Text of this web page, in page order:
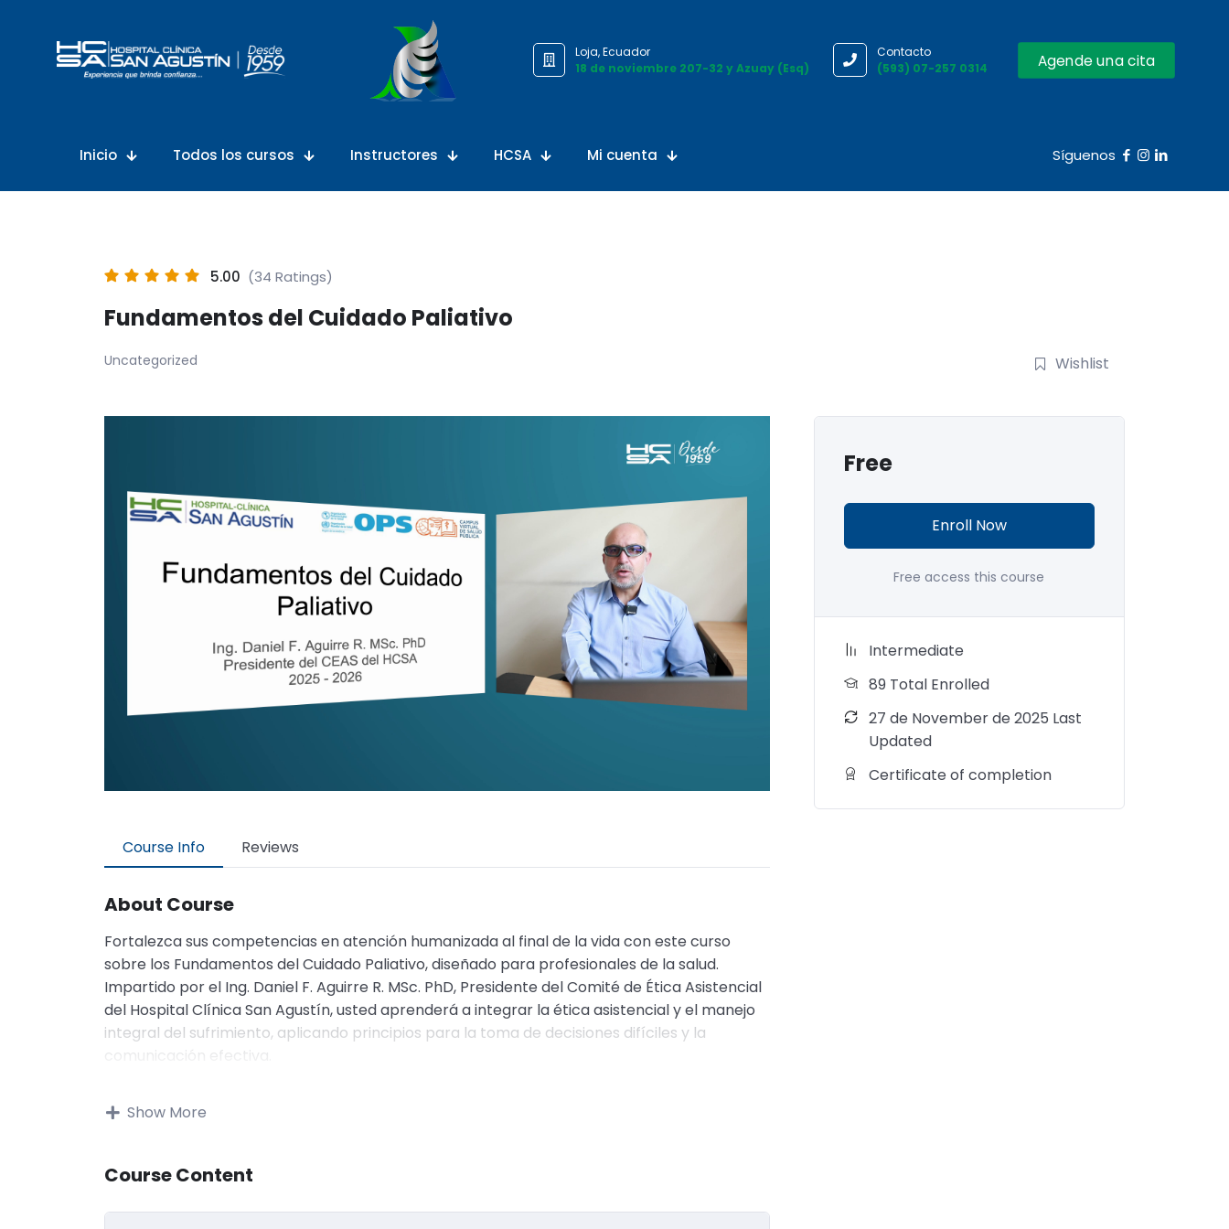
Loja, Ecuador
18 de noviembre 207-32 y Azuay (Esq)
Contacto
(593) 07-257 0314
Agende una cita
Inicio Todos los cursos Instructores HCSA Mi cuenta Síguenos
5.00 (34 Ratings)
Fundamentos del Cuidado Paliativo
Uncategorized Wishlist
Course Info Reviews
About Course
Fortalezca sus competencias en atención humanizada al final de la vida con este curso
sobre los Fundamentos del Cuidado Paliativo, diseñado para profesionales de la salud.
Impartido por el Ing. Daniel F. Aguirre R. MSc. PhD, Presidente del Comité de Ética Asistencial
del Hospital Clínica San Agustín, usted aprenderá a integrar la ética asistencial y el manejo
integral del sufrimiento, aplicando principios para la toma de decisiones difíciles y la
comunicación efectiva.
para validar sus conocimientos.
Detalles del Curso:
Show More
Course Content
Free
Enroll Now
Free access this course
Intermediate
89 Total Enrolled
27 de November de 2025 Last
Updated
Certificate of completion